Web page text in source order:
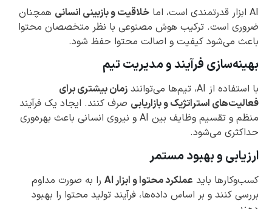
AI ابزار قدرتمندی است، اما خلاقیت و بازبینی انسانی همچنان
ضروری است. ترکیب هوش مصنوعی با نظر متخصصان محتوا
باعث می‌شود کیفیت و اصالت محتوا حفظ شود.
بهینه‌سازی فرآیند و مدیریت تیم
با استفاده از AI، تیم‌ها می‌توانند
زمان بیشتری برای
فعالیت‌های استراتژیک و بازاریابی صرف کنند. ایجاد یک فرآیند
منظم و تقسیم وظایف بین AI و نیروی انسانی باعث بهره‌وری
حداکثری می‌شود.
ارزیابی و بهبود مستمر
کسب‌وکارها باید عملکرد محتوا و ابزار AI
را به صورت مداوم
بررسی کنند و بر اساس داده‌ها، فرآیند تولید محتوا را بهبود